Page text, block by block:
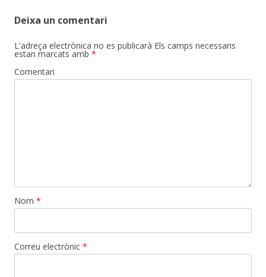
Deixa un comentari
L'adreça electrònica no es publicarà Els camps necessaris
estan marcats amb *
Comentari
Nom *
Correu electrònic *